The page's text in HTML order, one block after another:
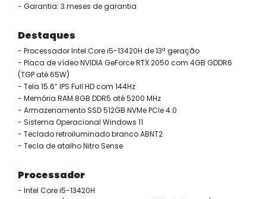
- Garantia: 3 meses de garantia
Destaques
- Processador Intel Core i5-13420H de 13ª geração
- Placa de vídeo NVIDIA GeForce RTX 2050 com 4GB GDDR6
(TGP até 65W)
- Tela 15.6” IPS Full HD com 144Hz
- Memória RAM 8GB DDR5 até 5200 MHz
- Armazenamento SSD 512GB NVMe PCIe 4.0
- Sistema Operacional Windows 11
- Teclado retroiluminado branco ABNT2
- Tecla de atalho Nitro Sense
Processador
- Intel Core i5-13420H